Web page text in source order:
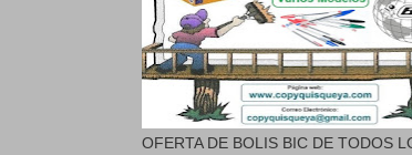
OFERTA DE BOLIS BIC DE TODOS